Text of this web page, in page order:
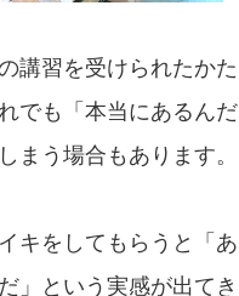
講習を受けられたかた
でも「本当にあるんだ
まう場合もあります。
キをしてもらうと「あ
」という実感が出てき